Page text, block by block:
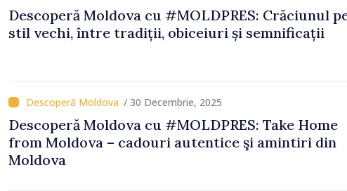
Descoperă Moldova cu #MOLDPRES: Crăciunul
stil vechi, între tradiții, obiceiuri și semnificații
/ 30 Decembrie, 2025
Descoperă Moldova cu #MOLDPRES: Take Home
from Moldova – cadouri autentice şi amintiri din
Moldova